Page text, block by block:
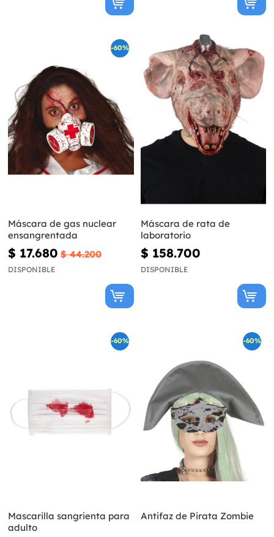
-60%
Máscara de gas nuclear
ensangrentada
$ 17.680 $ 44.200
DISPONIBLE
Máscara de rata de
laboratorio
$ 158.700
DISPONIBLE
-60%
Mascarilla sangrienta para
adulto
-60%
Antifaz de Pirata Zombie